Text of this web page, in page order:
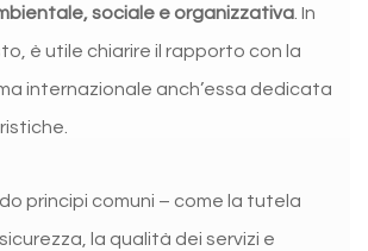
sociale e organizzativa. In
è utile chiarire il rapporto con la
internazionale anch’essa dedicata
principi comuni – come la tutela
la qualità dei servizi e